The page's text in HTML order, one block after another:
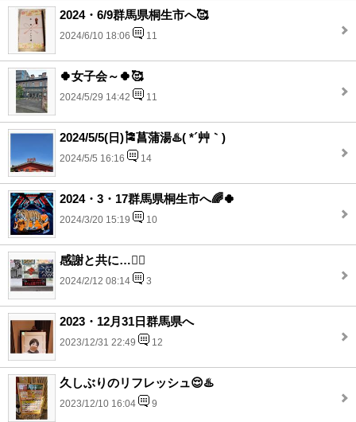
2024・6/9群馬県桐生市へ🥰
2024/6/10 18:06 11
🍀女子会～🍀🥰
2024/5/29 14:42 11
2024/5/5(日)🎏菖蒲湯♨️( *´艸｀)
2024/5/5 16:16 14
2024・3・17群馬県桐生市へ🌈🍀
2024/3/20 15:19 10
感謝と共に…🙇‍♀️
2024/2/12 08:14 3
2023・12月31日群馬県へ
2023/12/31 22:49 12
久しぶりのリフレッシュ😌♨️
2023/12/10 16:04 9